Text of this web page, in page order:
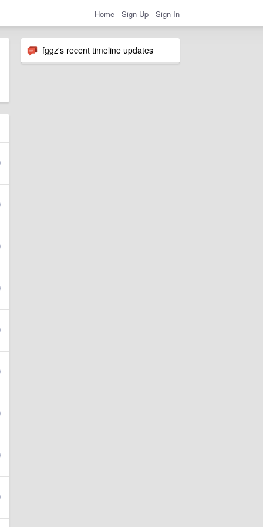
Home Sign Up Sign In
fggz's recent timeline updates